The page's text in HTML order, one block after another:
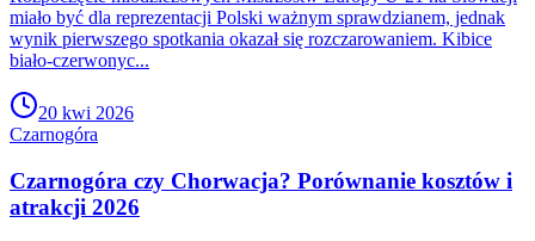
miało być dla reprezentacji Polski ważnym sprawdzianem, jednak
wynik pierwszego spotkania okazał się rozczarowaniem. Kibice
biało-czerwonyc...
20 kwi 2026
Czarnogóra
Czarnogóra czy Chorwacja? Porównanie kosztów i
atrakcji 2026